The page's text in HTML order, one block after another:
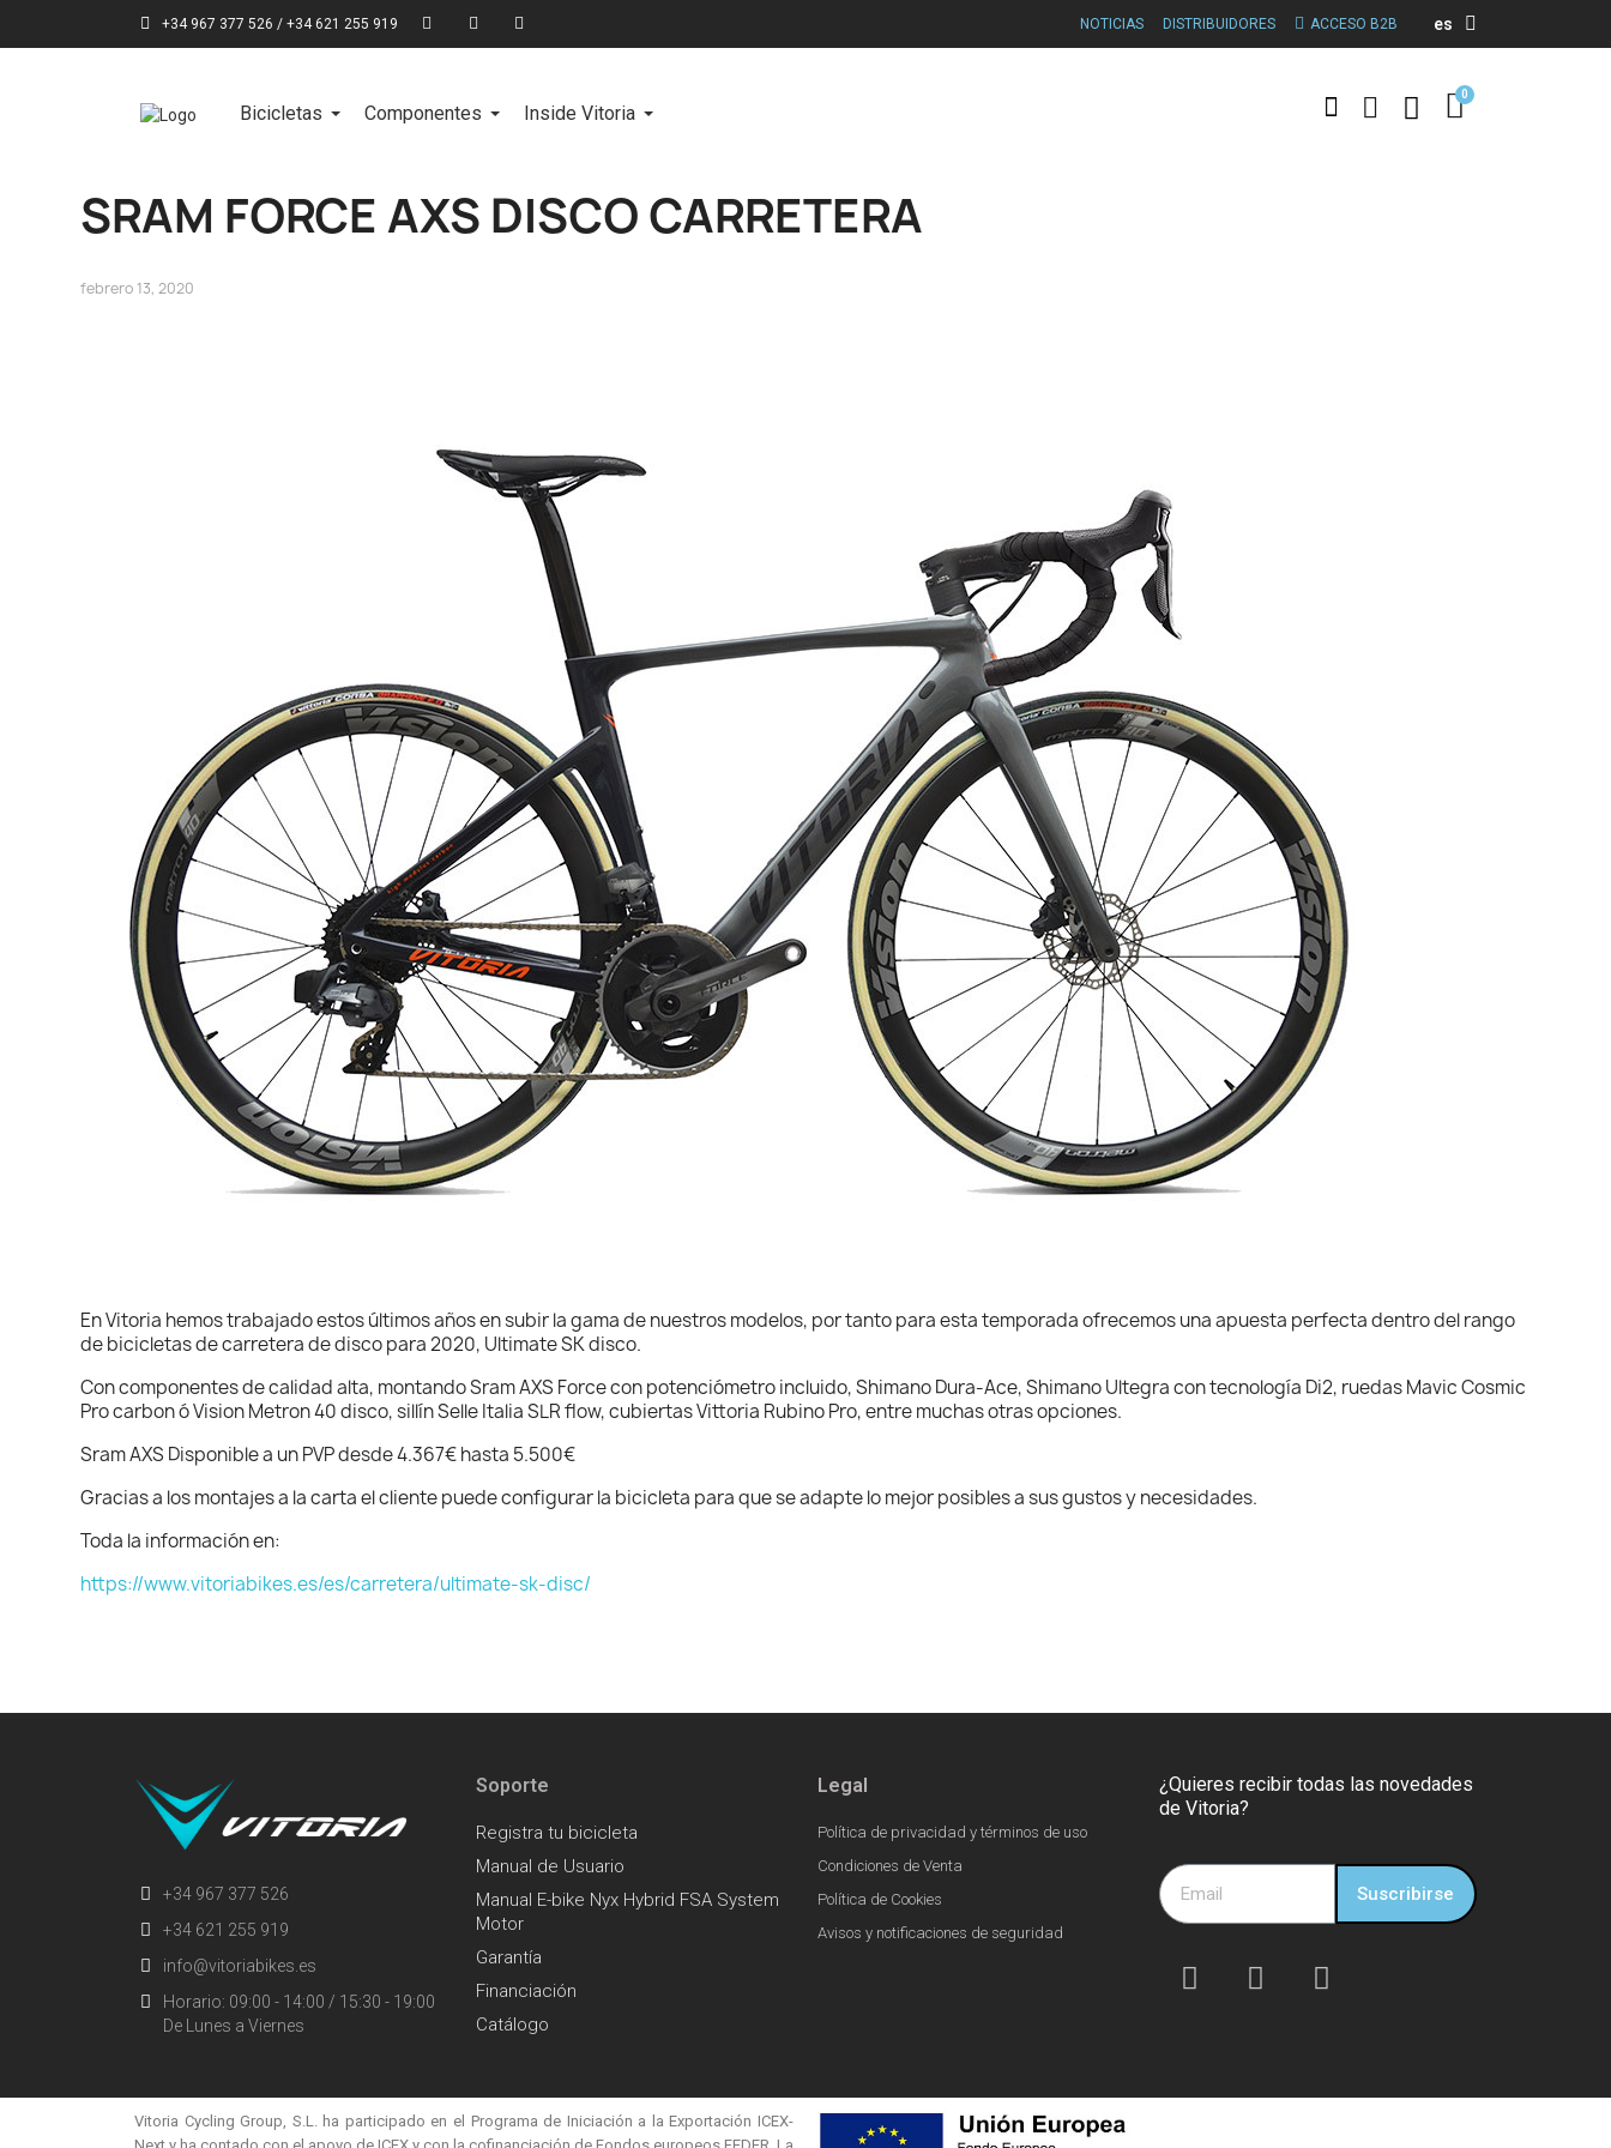
+34 967 377 526 / +34 621 255 919 NOTICIAS DISTRIBUIDORES ACCESO B2B es
Bicicletas Componentes Inside Vitoria
SRAM FORCE AXS DISCO CARRETERA
febrero 13, 2020
En Vitoria hemos trabajado estos últimos años en subir la gama de nuestros modelos, por tanto para esta temporada ofrecemos una apuesta perfecta dentro del rango
de bicicletas de carretera de disco para 2020, Ultimate SK disco.
Con componentes de calidad alta, montando Sram AXS Force con potenciómetro incluido, Shimano Dura-Ace, Shimano Ultegra con tecnología Di2, ruedas Mavic Cosmic
Pro carbon ó Vision Metron 40 disco, sillín Selle Italia SLR flow, cubiertas Vittoria Rubino Pro, entre muchas otras opciones.
Sram AXS Disponible a un PVP desde 4.367€ hasta 5.500€
Gracias a los montajes a la carta el cliente puede configurar la bicicleta para que se adapte lo mejor posibles a sus gustos y necesidades.
Toda la información en:
https://www.vitoriabikes.es/es/carretera/ultimate-sk-disc/
+34 967 377 526
+34 621 255 919
info@vitoriabikes.es
Horario: 09:00 - 14:00 / 15:30 - 19:00
De Lunes a Viernes
Soporte
Registra tu bicicleta
Manual de Usuario
Manual E-bike Nyx Hybrid FSA System
Motor
Garantía
Financiación
Catálogo
Legal
Política de privacidad y términos de uso
Condiciones de Venta
Política de Cookies
Avisos y notificaciones de seguridad
¿Quieres recibir todas las novedades
de Vitoria?
Suscribirse
Vitoria Cycling Group, S.L. ha participado en el Programa de Iniciación a la Exportación ICEX-